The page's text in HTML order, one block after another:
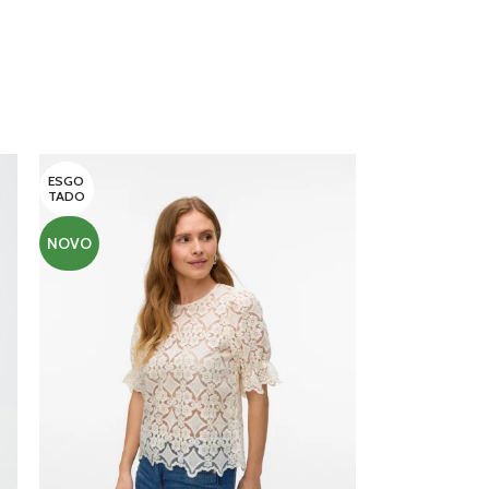
ESGO
TADO
NOVO